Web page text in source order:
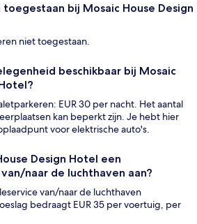
bij Mosaic House Design
niet toegestaan.
beschikbaar bij Mosaic
EUR 30 per nacht. Het aantal
kan beperkt zijn. Je hebt hier
voor elektrische auto's.
Design Hotel een
naar de luchthaven aan?
van/naar de luchthaven
bedraagt EUR 35 per voertuig, per